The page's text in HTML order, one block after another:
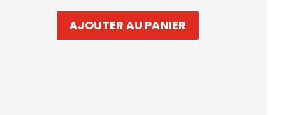
AJOUTER AU PANIER